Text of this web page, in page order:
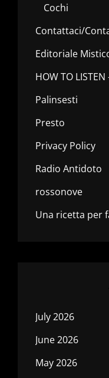
Cochi
Contattaci/
Editoriale
HOW TO LISTEN
Palinsesti
Presto
Privacy Policy
Radio Antidoto
rossonove
Una ricetta per
July 2026
June 2026
May 2026